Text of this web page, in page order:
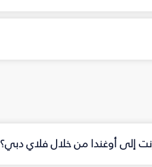
إلى أوغندا من خلال فلاي دبي؟